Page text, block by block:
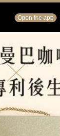
Open the app